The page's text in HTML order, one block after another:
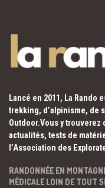
Lancé en 2011, La Rando
trekking, d’alpinisme, de
Outdoor.Vous y
actualités, tests de
l’Association des
RANDONNÉE EN
MÉDICALE LOIN DE TOUT